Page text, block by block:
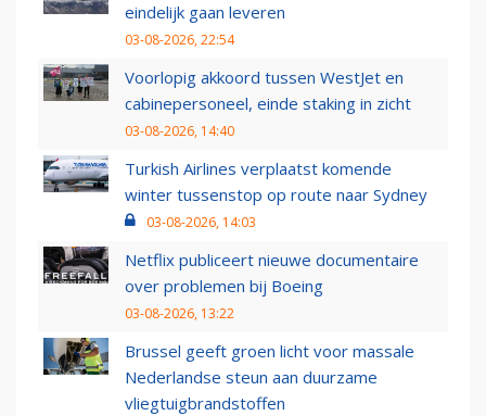
eindelijk gaan leveren
03-08-2026, 22:54
Voorlopig akkoord tussen WestJet en
cabinepersoneel, einde staking in zicht
03-08-2026, 14:40
Turkish Airlines verplaatst komende
winter tussenstop op route naar Sydney
03-08-2026, 14:03
Netflix publiceert nieuwe documentaire
over problemen bij Boeing
03-08-2026, 13:22
Brussel geeft groen licht voor massale
Nederlandse steun aan duurzame
vliegtuigbrandstoffen